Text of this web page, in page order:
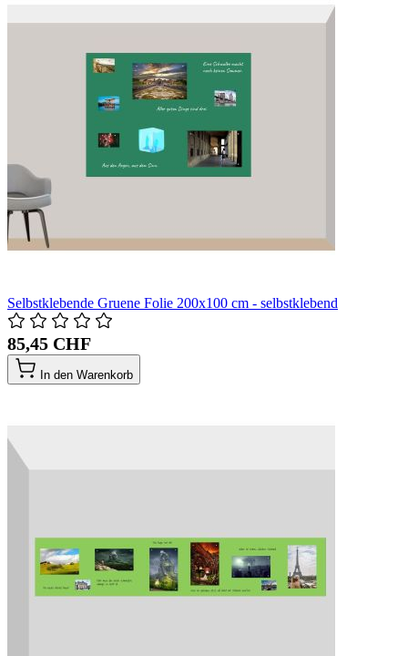
Selbstklebende Gruene Folie 200x100 cm - selbstklebend
85,45 CHF
In den Warenkorb